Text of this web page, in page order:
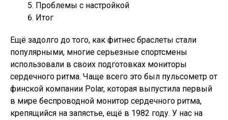
Проблемы с настройкой
Итог
Ещё задолго до того, как фитнес браслеты стали
популярными, многие серьезные спортсмены
использовали в своих подготовках мониторы
сердечного ритма. Чаще всего это был пульсометр от
финской компании Polar, которая выпустила первый
в мире беспроводной монитор сердечного ритма,
крепящийся на запястье, ещё в 1982 году. У нас на